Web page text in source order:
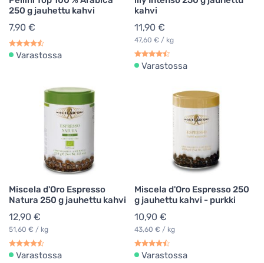
250 g jauhettu kahvi
7,90 €
Varastossa
kahvi
11,90 €
47,60 € / kg
Varastossa
Miscela d'Oro Espresso
Natura 250 g jauhettu kahvi
12,90 €
51,60 € / kg
Varastossa
Miscela d'Oro Espresso 250
g jauhettu kahvi - purkki
10,90 €
43,60 € / kg
Varastossa